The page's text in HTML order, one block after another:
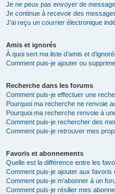
Je ne peux pas envoyer de
Je continue à recevoir des
J’ai reçu un courrier électronique
Amis et ignorés
À quoi sert ma liste d’amis et
Comment puis-je ajouter ou
Recherche dans les forums
Comment puis-je effectuer une
Pourquoi ma recherche ne renvoie
Pourquoi ma recherche renvoie à
Comment puis-je rechercher des
Comment puis-je retrouver mes
Favoris et abonnements
Quelle est la différence entre les
Comment puis-je ajouter aux favoris
Comment puis-je m’abonner à un
Comment puis-je résilier mes